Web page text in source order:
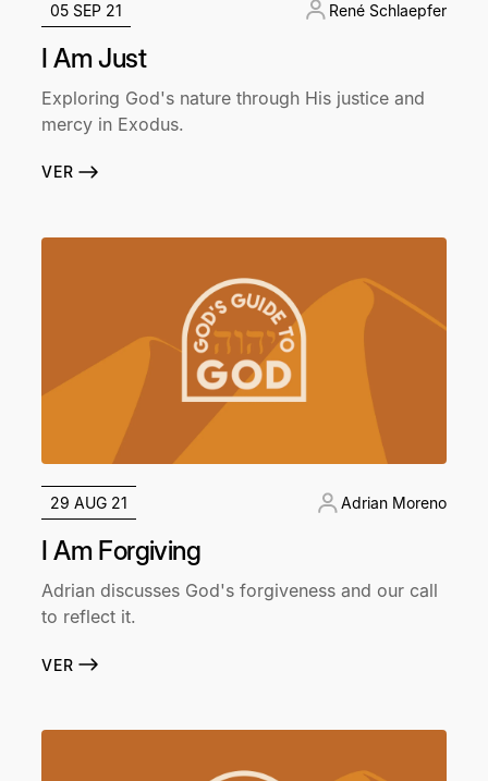
05 SEP 21 René Schlaepfer
I Am Just
Exploring God's nature through His justice and
mercy in Exodus.
VER
29 AUG 21 Adrian Moreno
I Am Forgiving
Adrian discusses God's forgiveness and our call
to reflect it.
VER